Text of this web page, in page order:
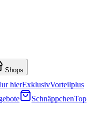
Shops
hierExklusivVorteilplus
SchnäppchenTop